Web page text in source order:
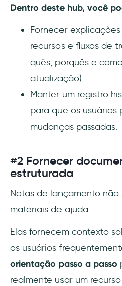
Dentro deste hub, você
Fornecer
recursos e fluxos de
quês, porquês e
atualização).
Manter um registro
para que os usuários
mudanças passadas.
#2 Fornecer
estruturada
Notas de lançamento não
materiais de ajuda.
Elas fornecem contexto
os usuários
orientação passo a passo
realmente usar um